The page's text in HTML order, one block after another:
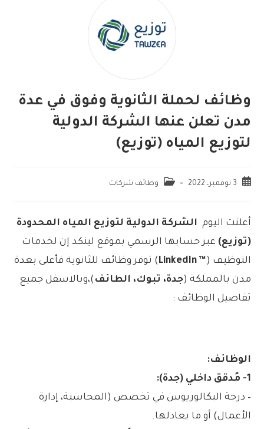
وظائف لحملة الثانوية وفوق في عدة
مدن تعلن عنها الشركة الدولية
لتوزيع المياه (توزيع)
3 نوفمبر، 2022 وظائف شركات
أعلنت اليوم الشركة الدولية لتوزيع المياه المحدودة
(توزيع) عبر حسابها الرسمي بموقع لينكد إن لخدمات
التوظيف (™ LinkedIn
) توفر وظائف للثانوية فأعلى بعدة
مدن بالمملكة (جدة، تبوك، الطائف )،وبالاسفل جميع
تفاصيل الوظائف :
الوظائف:
1- مُدقق داخلي (جدة):
– درجة البكالوريوس في تخصص (المحاسبة، إدارة
الأعمال) أو ما يعادلها.